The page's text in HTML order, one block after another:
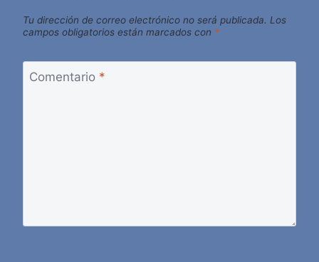
Tu dirección de correo electrónico no será publicada. Los
campos obligatorios están marcados con *
Comentario *